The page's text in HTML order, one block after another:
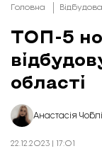
Головна
ТОП-5
області
Анастасія
22.12.2023 | 17:01